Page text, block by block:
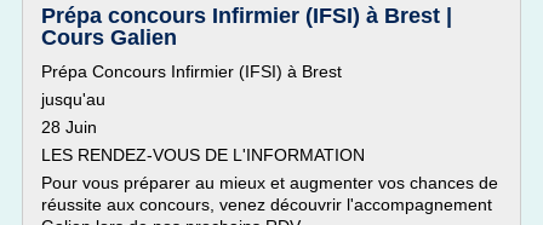
Prépa concours Infirmier (IFSI) à Brest |
Cours Galien
Prépa Concours Infirmier (IFSI) à Brest
jusqu'au
28 Juin
LES RENDEZ-VOUS DE L'INFORMATION
Pour vous préparer au mieux et augmenter vos chances de
réussite aux concours, venez découvrir l'accompagnement